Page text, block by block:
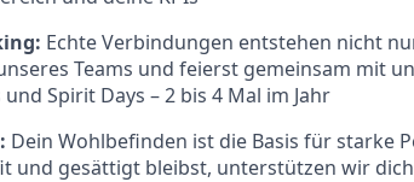
Echte Verbindungen entstehen nicht
Teams und feierst gemeinsam mit
Spirit Days – 2 bis 4 Mal im Jahr
Dein Wohlbefinden ist die Basis für starke
und gesättigt bleibst, unterstützen wir